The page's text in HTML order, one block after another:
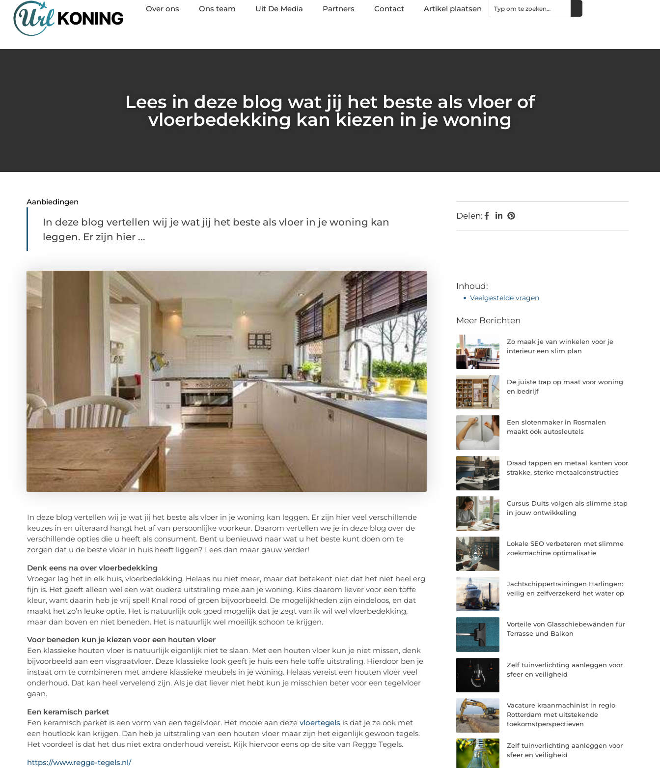
Over ons Ons team Uit De Media Partners Contact Artikel plaatsen
Lees in deze blog wat jij het beste als vloer of
vloerbedekking kan kiezen in je woning
Aanbiedingen
In deze blog vertellen wij je wat jij het beste als vloer in je woning kan
leggen. Er zijn hier ...
In deze blog vertellen wij je wat jij het beste als vloer in je woning kan leggen. Er zijn hier veel verschillende
keuzes in en uiteraard hangt het af van persoonlijke voorkeur. Daarom vertellen we je in deze blog over de
verschillende opties die u heeft als consument. Bent u benieuwd naar wat u het beste kunt doen om te
zorgen dat u de beste vloer in huis heeft liggen? Lees dan maar gauw verder!
Denk eens na over vloerbedekking
Vroeger lag het in elk huis, vloerbedekking. Helaas nu niet meer, maar dat betekent niet dat het niet heel erg
fijn is. Het geeft alleen wel een wat oudere uitstraling mee aan je woning. Kies daarom liever voor een toffe
kleur, want daarin heb je vrij spel! Knal rood of groen bijvoorbeeld. De mogelijkheden zijn eindeloos, en dat
maakt het zo’n leuke optie. Het is natuurlijk ook goed mogelijk dat je zegt van ik wil wel vloerbedekking,
maar dan boven en niet beneden. Het is natuurlijk wel moeilijk schoon te krijgen.
Voor beneden kun je kiezen voor een houten vloer
Een klassieke houten vloer is natuurlijk eigenlijk niet te slaan. Met een houten vloer kun je niet missen, denk
bijvoorbeeld aan een visgraatvloer. Deze klassieke look geeft je huis een hele toffe uitstraling. Hierdoor ben je
instaat om te combineren met andere klassieke meubels in je woning. Helaas vereist een houten vloer veel
onderhoud. Dat kan heel vervelend zijn. Als je dat liever niet hebt kun je misschien beter voor een tegelvloer
gaan.
Een keramisch parket
Een keramisch parket is een vorm van een tegelvloer. Het mooie aan deze vloertegels is dat je ze ook met
een houtlook kan krijgen. Dan heb je uitstraling van een houten vloer maar zijn het eigenlijk gewoon tegels.
Het voordeel is dat het dus niet extra onderhoud vereist. Kijk hiervoor eens op de site van Regge Tegels.
https://www.regge-tegels.nl/
Delen:
Inhoud:
Veelgestelde vragen
Meer Berichten
Zo maak je van winkelen voor je
interieur een slim plan
De juiste trap op maat voor woning
en bedrijf
Een slotenmaker in Rosmalen
maakt ook autosleutels
Draad tappen en metaal kanten voor
strakke, sterke metaalconstructies
Cursus Duits volgen als slimme stap
in jouw ontwikkeling
Lokale SEO verbeteren met slimme
zoekmachine optimalisatie
Jachtschippertrainingen Harlingen:
veilig en zelfverzekerd het water op
Vorteile von Glasschiebewänden für
Terrasse und Balkon
Zelf tuinverlichting aanleggen voor
sfeer en veiligheid
Vacature kraanmachinist in regio
Rotterdam met uitstekende
toekomstperspectieven
Zelf tuinverlichting aanleggen voor
sfeer en veiligheid